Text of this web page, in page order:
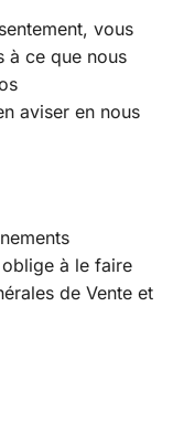
vous
à ce que nous
aviser en nous
à le faire
de Vente et